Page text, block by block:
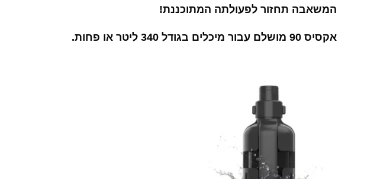
המשאבה תחזור לפעולתה המתוכננת!
אקסיס 90 מושלם עבור מיכלים בגודל 340 ליטר או פחות.